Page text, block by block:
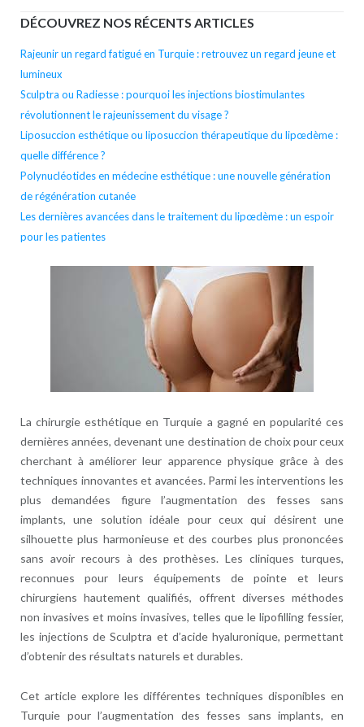
La chirurgie esthétique en Turquie a gagné en popularité ces
dernières années, devenant une destination de choix pour ceux
cherchant à améliorer leur apparence physique grâce à des
techniques innovantes et avancées. Parmi les interventions les
plus demandées figure l’augmentation des fesses sans
implants, une solution idéale pour ceux qui désirent une
silhouette plus harmonieuse et des courbes plus prononcées
sans avoir recours à des prothèses. Les cliniques turques,
reconnues pour leurs équipements de pointe et leurs
chirurgiens hautement qualifiés, offrent diverses méthodes
non invasives et moins invasives, telles que le lipofilling fessier,
les injections de Sculptra et d’acide hyaluronique, permettant
d’obtenir des résultats naturels et durables.
Cet article explore les différentes techniques disponibles en
Turquie pour l’augmentation des fesses sans implants, en
DÉCOUVREZ NOS RÉCENTS ARTICLES
Rajeunir un regard fatigué en Turquie : retrouvez un regard jeune et
lumineux
Sculptra ou Radiesse : pourquoi les injections biostimulantes
révolutionnent le rajeunissement du visage ?
Liposuccion esthétique ou liposuccion thérapeutique du lipœdème :
quelle différence ?
Polynucléotides en médecine esthétique : une nouvelle génération
de régénération cutanée
Les dernières avancées dans le traitement du lipœdème : un espoir
pour les patientes